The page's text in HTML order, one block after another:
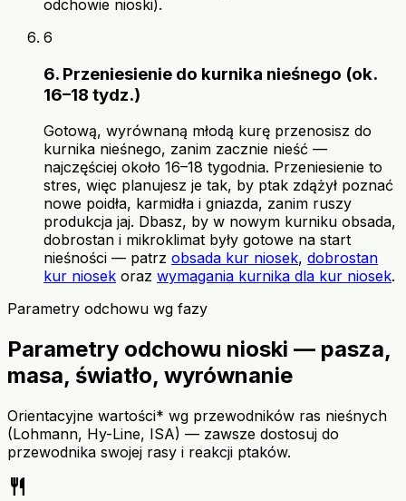
odchowie nioski).
6
6. Przeniesienie do kurnika nieśnego (ok.
16–18 tydz.)
Gotową, wyrównaną młodą kurę przenosisz do
kurnika nieśnego, zanim zacznie nieść —
najczęściej około 16–18 tygodnia. Przeniesienie to
stres, więc planujesz je tak, by ptak zdążył poznać
nowe poidła, karmidła i gniazda, zanim ruszy
produkcja jaj. Dbasz, by w nowym kurniku obsada,
dobrostan i mikroklimat były gotowe na start
nieśności — patrz obsada kur niosek, dobrostan
kur niosek oraz wymagania kurnika dla kur niosek.
Parametry odchowu wg fazy
Parametry odchowu nioski — pasza,
masa, światło, wyrównanie
Orientacyjne wartości* wg przewodników ras nieśnych
(Lohmann, Hy-Line, ISA) — zawsze dostosuj do
przewodnika swojej rasy i reakcji ptaków.
restaurant